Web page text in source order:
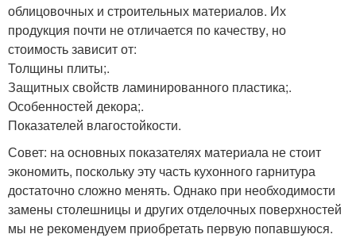
облицовочных и строительных материалов. Их
продукция почти не отличается по качеству, но
стоимость зависит от:
Толщины плиты;.
Защитных свойств ламинированного пластика;.
Особенностей декора;.
Показателей влагостойкости.
Совет: на основных показателях материала не стоит
экономить, поскольку эту часть кухонного гарнитура
достаточно сложно менять. Однако при необходимости
замены столешницы и других отделочных поверхностей
мы не рекомендуем приобретать первую попавшуюся.